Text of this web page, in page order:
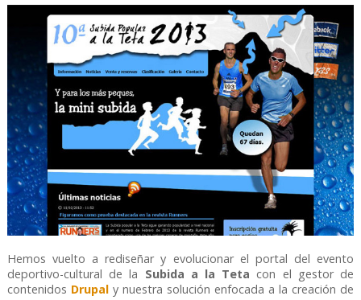
Hemos vuelto a rediseñar y evolucionar el portal del evento
deportivo-cultural de la Subida a la Teta con el gestor de
contenidos Drupaly nuestra solución enfocada a la creación de